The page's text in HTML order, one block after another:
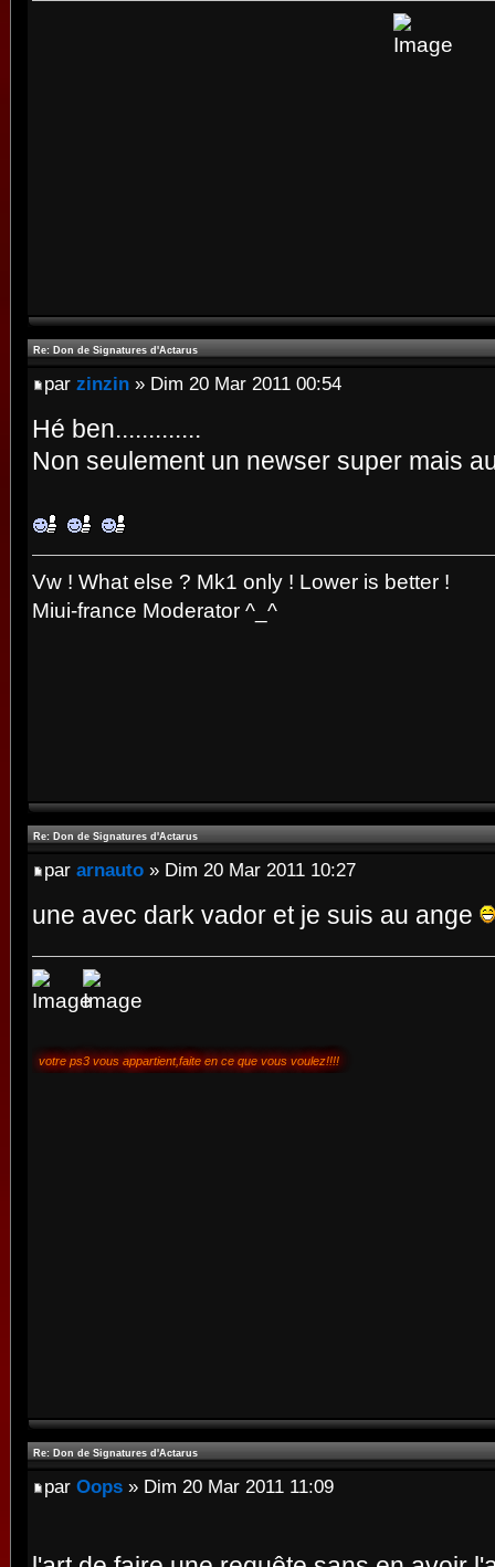
Re: Don de Signatures d'Actarus
par zinzin » Dim 20 Mar 2011 00:54
Hé ben.............
Non seulement un newser super mais
Vw ! What else ? Mk1 only ! Lower is better !
Miui-france Moderator ^_^
Re: Don de Signatures d'Actarus
par arnauto » Dim 20 Mar 2011 10:27
une avec dark vador et je suis au ange
votre ps3 vous appartient,faite en ce que vous voulez!!!!
Re: Don de Signatures d'Actarus
par Oops » Dim 20 Mar 2011 11:09